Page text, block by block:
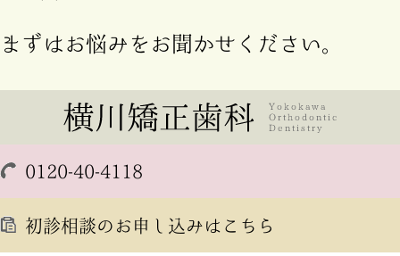
まずはお悩みをお聞かせください。
0120-40-4118
初診相談のお申し込みはこちら